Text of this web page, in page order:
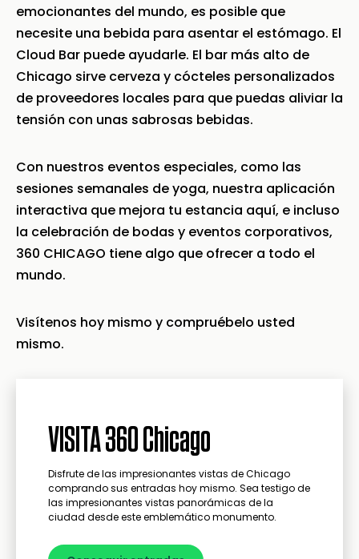
emocionantes del mundo, es posible que
necesite una bebida para asentar el estómago. El
Cloud Bar puede ayudarle. El bar más alto de
Chicago sirve cerveza y cócteles personalizados
de proveedores locales para que puedas aliviar la
tensión con unas sabrosas bebidas.
Con nuestros eventos especiales, como las
sesiones semanales de yoga, nuestra aplicación
interactiva que mejora tu estancia aquí, e incluso
la celebración de bodas y eventos corporativos,
360 CHICAGO tiene algo que ofrecer a todo el
mundo.
Visítenos hoy mismo y compruébelo usted
mismo.
VISITA 360 Chicago
Disfrute de las impresionantes vistas de Chicago
comprando sus entradas hoy mismo. Sea testigo de
las impresionantes vistas panorámicas de la
ciudad desde este emblemático monumento.